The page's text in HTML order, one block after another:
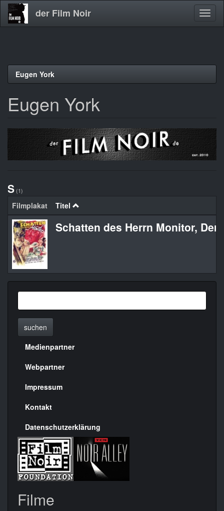
Direkt
der Film Noir
Eugen York
Eugen York
S (1)
Filmplakat Titel
Schatten des Herrn Monitor, Der
suchen
Menülinks
rechte
Seite
Medienpartner
Webpartner
Impressum
Kontakt
Datenschutzerklärung
Filme